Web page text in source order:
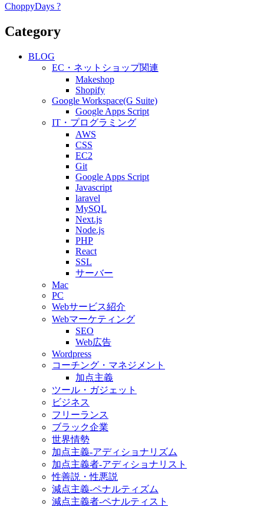
ChoppyDays ?
Category
BLOG
EC・ネットショップ関連
Makeshop
Shopify
Google Workspace(G Suite)
Google Apps Script
IT・プログラミング
AWS
CSS
EC2
Git
Google Apps Script
Javascript
laravel
MySQL
Next.js
Node.js
PHP
React
SSL
サーバー
Mac
PC
Webサービス紹介
Webマーケティング
SEO
Web広告
Wordpress
コーチング・マネジメント
加点主義
ツール・ガジェット
ビジネス
フリーランス
ブラック企業
世界情勢
加点主義-アディショナリズム
加点主義者-アディショナリスト
性善説・性悪説
減点主義-ペナルティズム
減点主義者-ペナルティスト